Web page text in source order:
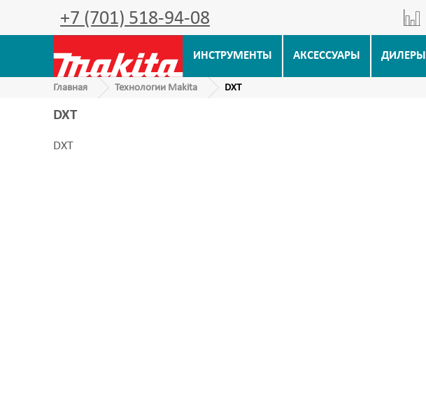
+7 (701) 518-94-08
ИНСТРУМЕНТЫ АКСЕССУАРЫ ДИЛЕРЫ
Главная Технологии Makita DXT
DXT
DXT